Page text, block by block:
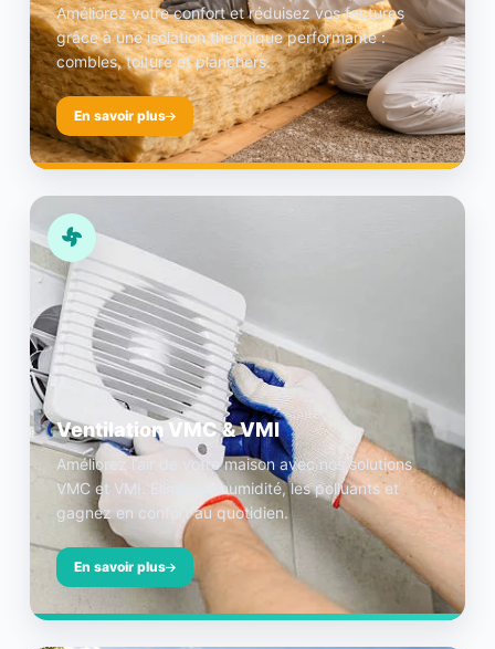
Améliorez votre confort et réduisez vos factures
grâce à une isolation thermique performante :
combles, toiture et planchers.
En savoir plus
Ventilation VMC & VMI
Améliorez l’air de votre maison avec nos solutions
VMC et VMI. Éliminez l’humidité, les polluants et
gagnez en confort au quotidien.
En savoir plus